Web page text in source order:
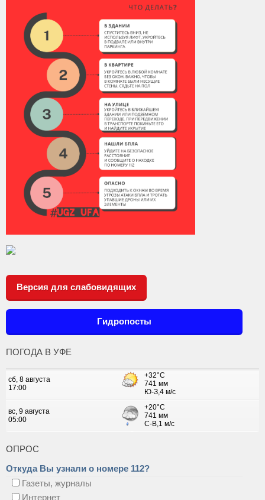
Версия для слабовидящих
Гидропосты
ПОГОДА В УФЕ
ОПРОС
Откуда Вы узнали о номере 112?
Газеты, журналы
Интернет